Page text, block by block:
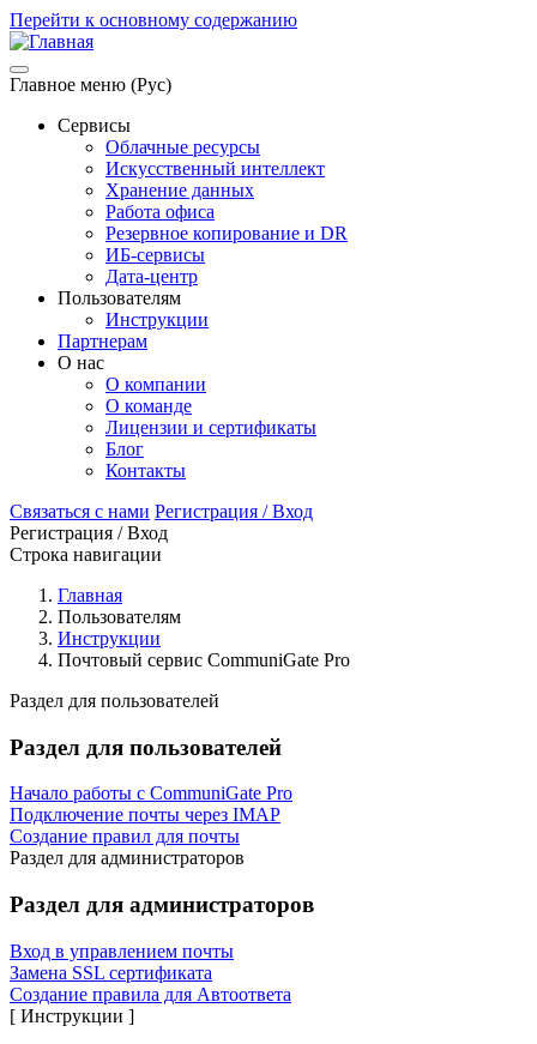
Перейти к основному содержанию
Главное меню (Рус)
Сервисы
Облачные ресурсы
Искусственный интеллект
Хранение данных
Работа офиса
Резервное копирование и DR
ИБ-сервисы
Дата-центр
Пользователям
Инструкции
Партнерам
О нас
О компании
О команде
Лицензии и сертификаты
Блог
Контакты
Связаться с нами Регистрация / Вход
Регистрация / Вход
Строка навигации
Главная
Пользователям
Инструкции
Почтовый сервис CommuniGate Pro
Раздел для пользователей
Раздел для пользователей
Начало работы с CommuniGate Pro
Подключение почты через IMAP
Создание правил для почты
Раздел для администраторов
Раздел для администраторов
Вход в управлением почты
Замена SSL сертификата
Создание правила для Автоответа
[ Инструкции ]